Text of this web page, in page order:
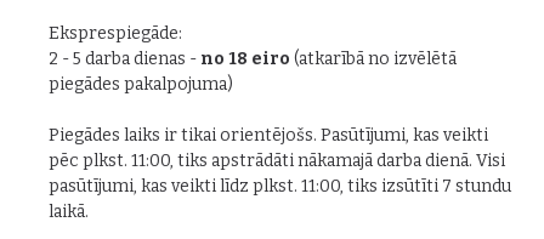
Eksprespiegāde:
2 - 5 darba dienas - no 18 eiro (atkarībā no izvēlētā
piegādes pakalpojuma)
Piegādes laiks ir tikai orientējošs. Pasūtījumi, kas veikti
pēc plkst. 11:00, tiks apstrādāti nākamajā darba dienā. Visi
pasūtījumi, kas veikti līdz plkst. 11:00, tiks izsūtīti 7 stundu
laikā.